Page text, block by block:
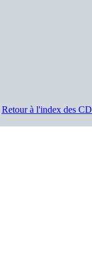
Retour à l'index des